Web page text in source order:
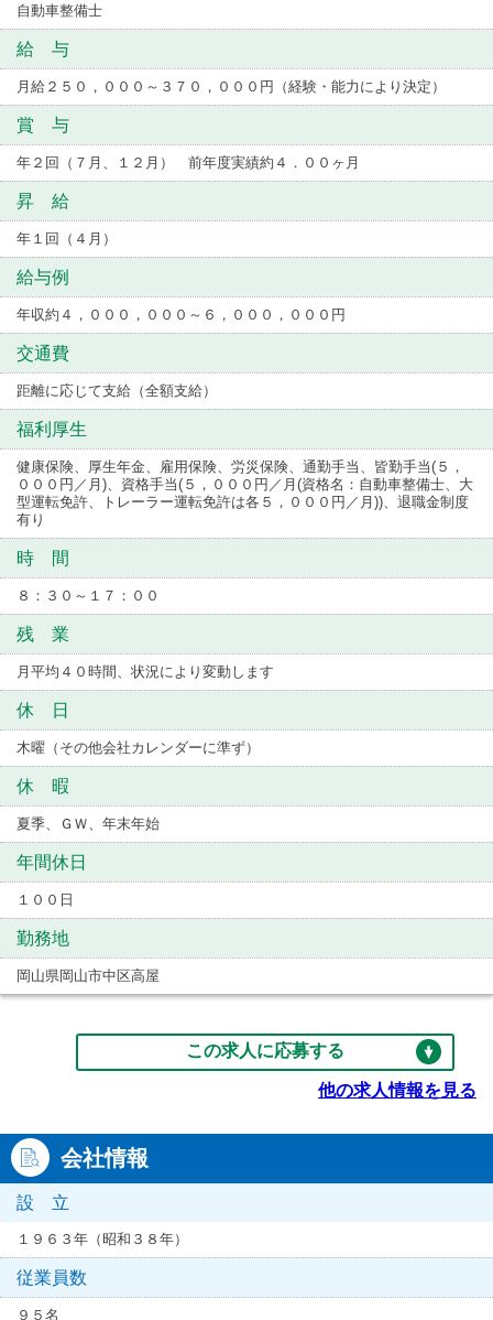
自動車整備士
給 与
月給２５０，０００～３７０，０００円（経験・能力により決定）
賞 与
年２回（７月、１２月） 前年度実績約４．００ヶ月
昇 給
年１回（４月）
給与例
年収約４，０００，０００～６，０００，０００円
交通費
距離に応じて支給（全額支給）
福利厚生
健康保険、厚生年金、雇用保険、労災保険、通勤手当、皆勤手当(５，
０００円／月)、資格手当(５，０００円／月(資格名：自動車整備士、大
型運転免許、トレーラー運転免許は各５，０００円／月))、退職金制度
有り
時 間
８：３０～１７：００
残 業
月平均４０時間、状況により変動します
休 日
木曜（その他会社カレンダーに準ず）
休 暇
夏季、ＧＷ、年末年始
年間休日
１００日
勤務地
岡山県岡山市中区高屋
この求人に応募する
他の求人情報を見る
会社情報
設 立
１９６３年（昭和３８年）
従業員数
９５名